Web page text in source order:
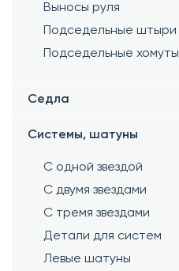
Выносы руля
Подседельные штыри
Подседельные хомуты
Седла
Системы, шатуны
С одной звездой
С двумя звездами
С тремя звездами
Детали для систем
Левые шатуны